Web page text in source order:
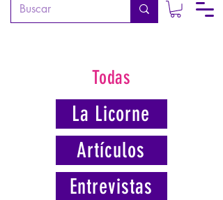
Todas
La Licorne
Artículos
Entrevistas